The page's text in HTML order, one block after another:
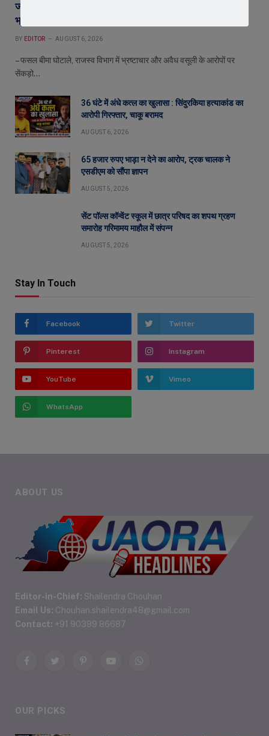
जावरा में किसानों और कांग्रेस का जंगी प्रदर्शन, राजस्व विभाग में
भ्रष्टाचार और फसल बीमा पर जताया आक्रोश
BY EDITOR AUGUST 6, 2026
– फसल बीमा घोटाले, राजस्व विभाग में भ्रष्टाचार और अवैध वसूली के आरोपों पर
सेंकड़ो…
36 घंटे में अंधे कत्ल का खुलासा : सिंदुरकिया हत्याकांड का
आरोपी गिरफ्तार, चाकू बरामद
AUGUST 6, 2026
65 हजार रुपए भाड़ा न देने का आरोप, ट्रक चालक ने
एसडीएम को सौंपा ज्ञापन
AUGUST 5, 2026
सेंट पॉल्स कॉन्वेंट स्कूल में छात्र परिषद का शपथ ग्रहण
समारोह गरिमामय माहौल में संपन्न
AUGUST 5, 2026
Stay In Touch
Facebook Twitter
Pinterest Instagram
YouTube Vimeo
WhatsApp
ABOUT US
Editor-in-Chief: Shailendra Chouhan
Email Us: Chouhan.shailendra48@gmail.com
Contact: +91 90399 86687
FacebookTwitterPinterestYouTubeWhatsApp
OUR PICKS